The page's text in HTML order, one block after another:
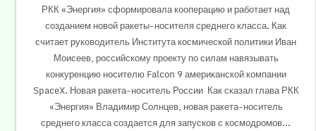
РКК «Энергия» сформировала кооперацию и работает над
созданием новой ракеты-носителя среднего класса. Как
считает руководитель Института космической политики Иван
Моисеев, российскому проекту по силам навязывать
конкуренцию носителю Falcon 9 американской компании
SpaceX. Новая ракета-носитель России Как сказал глава РКК
«Энергия» Владимир Солнцев, новая ракета-носитель
среднего класса создается для запусков с космодромов...